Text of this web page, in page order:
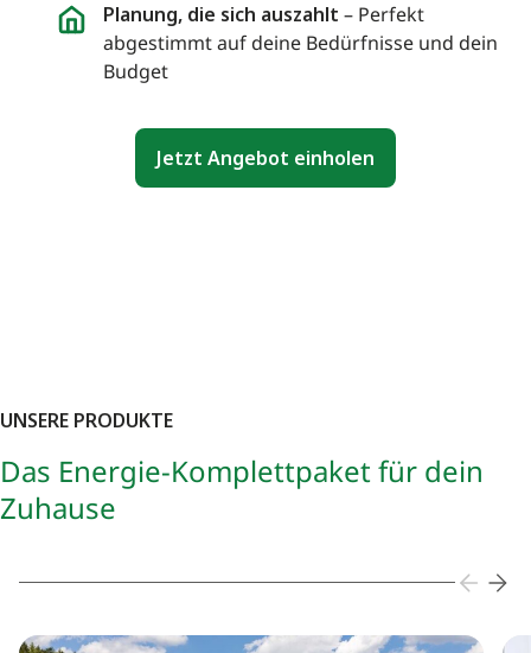
Planung, die sich auszahlt – Perfekt
abgestimmt auf deine Bedürfnisse und dein
Budget
Jetzt Angebot einholen
UNSERE PRODUKTE
Das Energie-Komplettpaket für dein
Zuhause